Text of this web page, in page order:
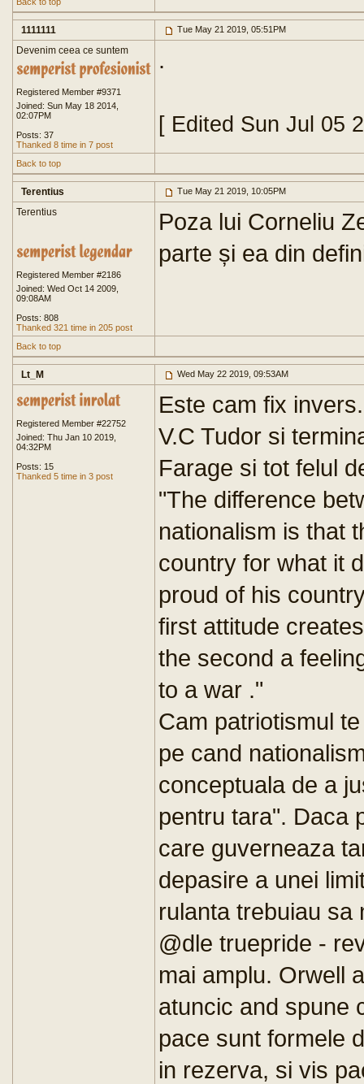
1111111 Tue May 21 2019, 05:51PM
Devenim ceea ce suntem
Registered Member #9371
Joined: Sun May 18 2014,
02:07PM
Posts: 37
Thanked 8 time in 7 post
.
[ Edited Sun Jul 05
Back to top
Terentius Tue May 21 2019, 10:05PM
Terentius
Registered Member #2186
Joined: Wed Oct 14 2009,
09:08AM
Posts: 808
Thanked 321 time in 205 post
Poza lui Corneliu
parte și ea din
Back to top
Lt_M Wed May 22 2019, 09:53AM
Registered Member #22752
Joined: Thu Jan 10 2019,
04:32PM
Posts: 15
Thanked 5 time in 3 post
Este cam fix
V.C Tudor si
Farage si tot felul
"The difference
nationalism is that
country for what it
proud of his
first attitude
the second a
to a war ."
Cam patriotismul
pe cand
conceptuala de a
pentru tara". Daca
care guverneaza
depasire a unei
rulanta trebuiau sa
@dle truepride -
mai amplu. Orwell
atuncic and spune
pace sunt formele
in rezerva, si vis